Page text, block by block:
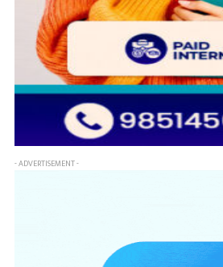
- ADVERTISEMENT -